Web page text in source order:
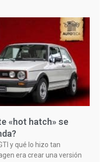
«hot hatch» se
y qué lo hizo tan
era crear una versión